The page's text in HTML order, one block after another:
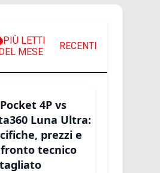
PIÙ LETTI
MESE
RECENTI
4P vs
Luna Ultra:
prezzi e
tecnico